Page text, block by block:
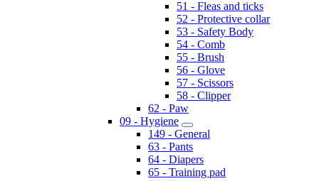
51 - Fleas and ticks
52 - Protective collar
53 - Safety Body
54 - Comb
55 - Brush
56 - Glove
57 - Scissors
58 - Clipper
62 - Paw
09 - Hygiene
149 - General
63 - Pants
64 - Diapers
65 - Training pad